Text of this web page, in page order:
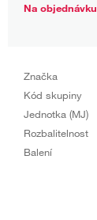
Na objednávku
Značka
Kód skupiny
Jednotka (MJ)
Rozbalitelnost
Balení